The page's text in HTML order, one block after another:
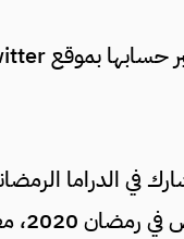
في الدراما